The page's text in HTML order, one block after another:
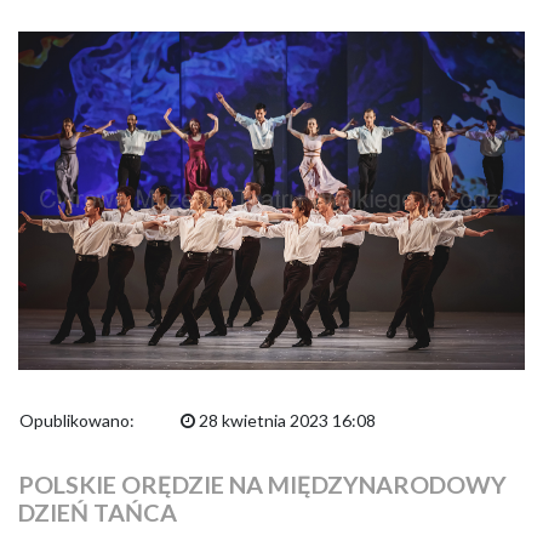
Opublikowano: 28 kwietnia 2023 16:08
POLSKIE ORĘDZIE NA MIĘDZYNARODOWY
DZIEŃ TAŃCA